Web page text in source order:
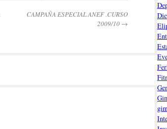
CAMPAÑA ESPECIAL ANEF .CURSO
2009/10 →